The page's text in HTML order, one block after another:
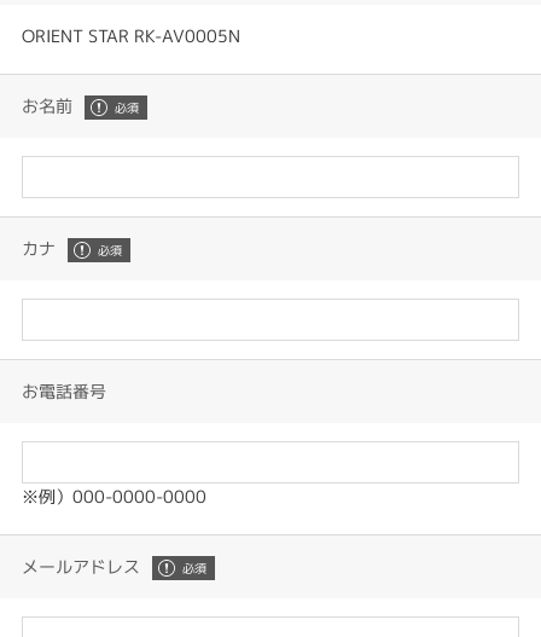
ORIENT STAR RK-AV0005N
お名前
カナ
お電話番号
※例）000-0000-0000
メールアドレス